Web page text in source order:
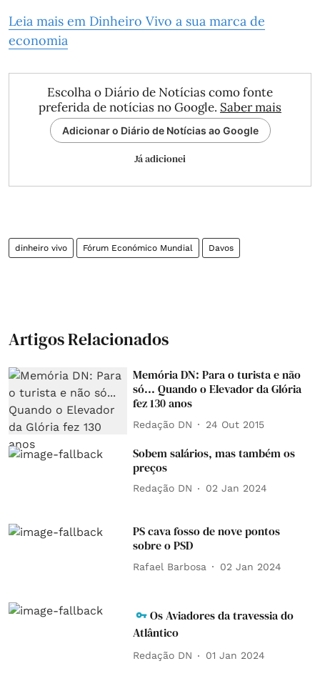
Leia mais em Dinheiro Vivo a sua marca de
economia
Escolha o Diário de Notícias como fonte
preferida de notícias no Google. Saber mais
Adicionar o Diário de Notícias ao Google
Já adicionei
dinheiro vivo Fórum Económico Mundial Davos
Artigos Relacionados
Memória DN: Para o turista e não
só... Quando o Elevador da Glória
fez 130 anos
Redação DN 24 Out 2015
Sobem salários, mas também os
preços
Redação DN 02 Jan 2024
PS cava fosso de nove pontos
sobre o PSD
Rafael Barbosa 02 Jan 2024
Os Aviadores da travessia do
Atlântico
Redação DN 01 Jan 2024